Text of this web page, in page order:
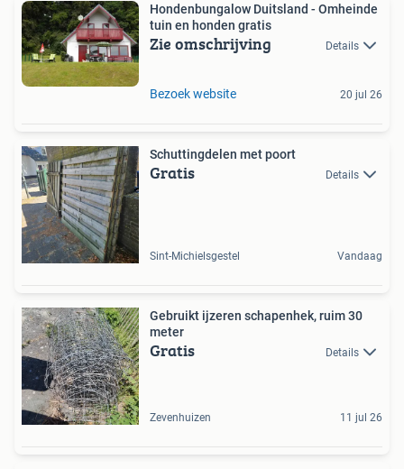
Hondenbungalow Duitsland - Omheinde
tuin en honden gratis
Zie omschrijving Details
Bezoek website 20 jul 26
Schuttingdelen met poort
Gratis Details
Sint-Michielsgestel Vandaag
Gebruikt ijzeren schapenhek, ruim 30
meter
Gratis Details
Zevenhuizen 11 jul 26